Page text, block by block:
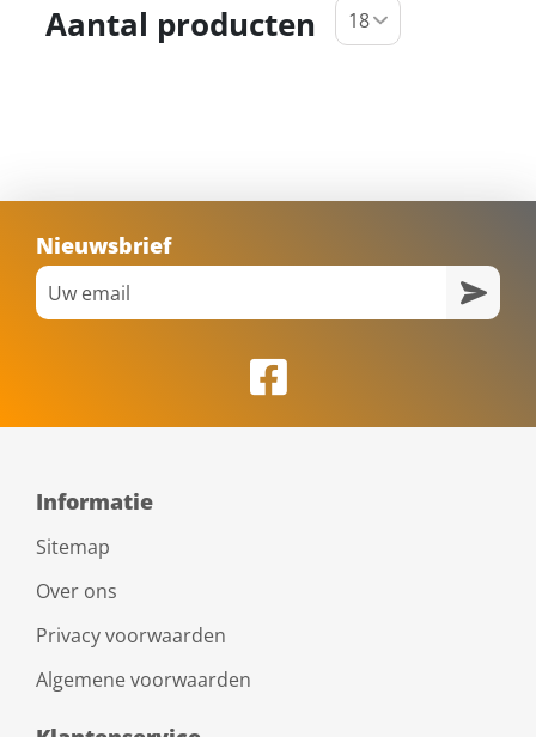
Aantal producten
Nieuwsbrief
Informatie
Sitemap
Over ons
Privacy voorwaarden
Algemene voorwaarden